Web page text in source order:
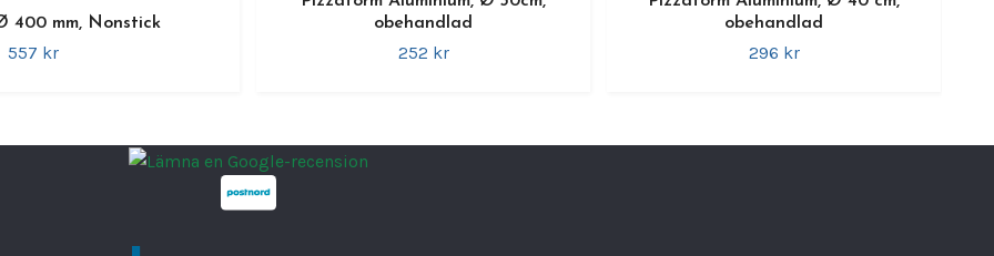
400 mm, Nonstick
557 kr
obehandlad
252 kr
obehandlad
296 kr